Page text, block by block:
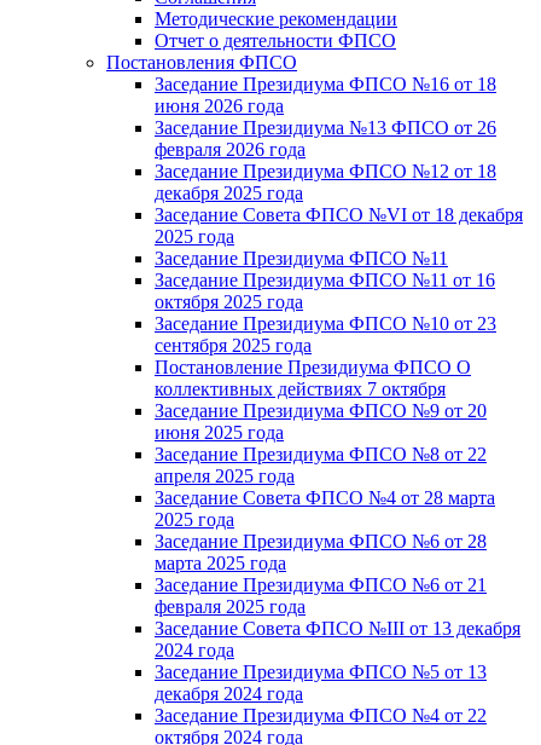
Методические рекомендации
Отчет о деятельности ФПСО
Постановления ФПСО
Заседание Президиума ФПСО №16 от 18
июня 2026 года
Заседание Президиума №13 ФПСО от 26
февраля 2026 года
Заседание Президиума ФПСО №12 от 18
декабря 2025 года
Заседание Совета ФПСО №VI от 18 декабря
2025 года
Заседание Президиума ФПСО №11
Заседание Президиума ФПСО №11 от 16
октября 2025 года
Заседание Президиума ФПСО №10 от 23
сентября 2025 года
Постановление Президиума ФПСО О
коллективных действиях 7 октября
Заседание Президиума ФПСО №9 от 20
июня 2025 года
Заседание Президиума ФПСО №8 от 22
апреля 2025 года
Заседание Совета ФПСО №4 от 28 марта
2025 года
Заседание Президиума ФПСО №6 от 28
марта 2025 года
Заседание Президиума ФПСО №6 от 21
февраля 2025 года
Заседание Совета ФПСО №III от 13 декабря
2024 года
Заседание Президиума ФПСО №5 от 13
декабря 2024 года
Заседание Президиума ФПСО №4 от 22
октября 2024 года